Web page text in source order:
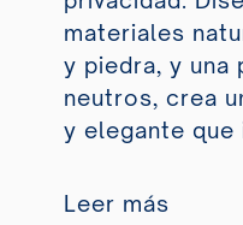
materiales
y piedra, y una
neutros, crea
y elegante
Leer más